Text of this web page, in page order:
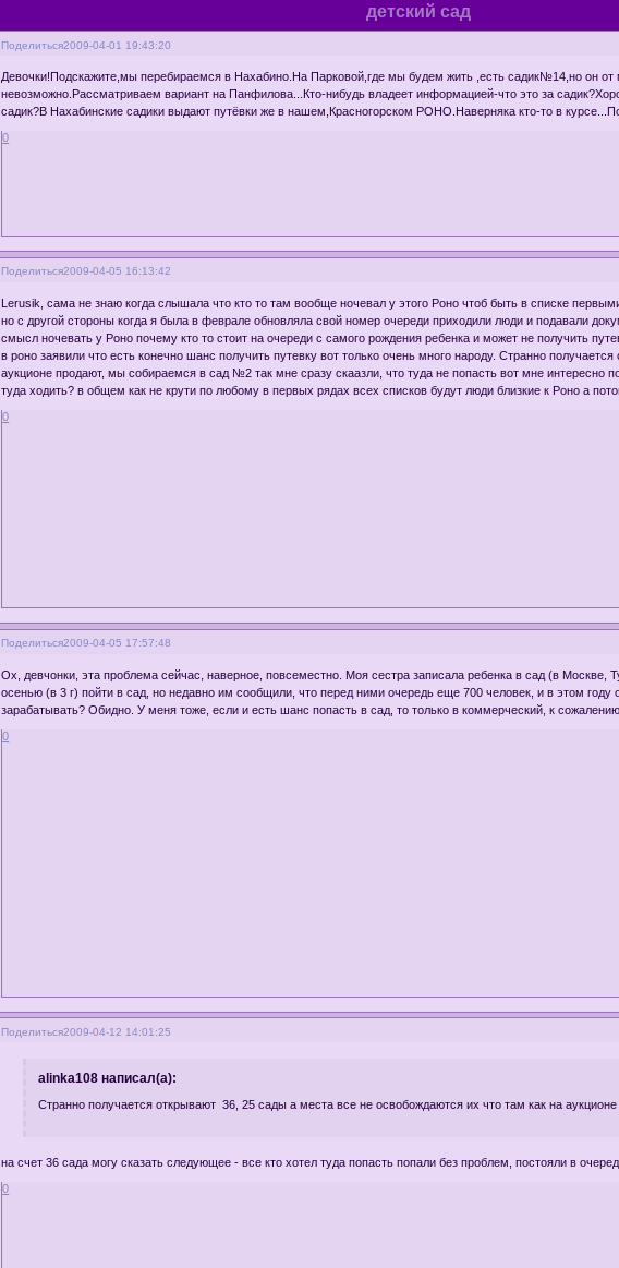
детский сад
Поделиться2009-04-01 19:43:20
Девочки!Подскажите,мы перебираемся в Нахабино.На Парковой,где мы будем жить ,есть садик№14,но он
невозможно.Рассматриваем вариант на Панфилова...Кто-нибудь владеет информацией-что это за
садик?В Нахабинские садики выдают путёвки же в нашем,Красногорском РОНО.Наверняка кто-то в
0
Поделиться2009-04-05 16:13:42
Lerusik, сама не знаю когда слышала что кто то там вообще ночевал у этого Роно чтоб быть в списке
но с другой стороны когда я была в феврале обновляла свой номер очереди приходили люди и подавали
смысл ночевать у Роно почему кто то стоит на очереди с самого рождения ребенка и может не получить
в роно заявили что есть конечно шанс получить путевку вот только очень много народу. Странно
аукционе продают, мы собираемся в сад №2 так мне сразу скаазли, что туда не попасть вот мне интересно
туда ходить? в общем как не крути по любому в первых рядах всех списков будут люди близкие к Роно а
0
Поделиться2009-04-05 17:57:48
Ох, девчонки, эта проблема сейчас, наверное, повсеместно. Моя сестра записала ребенка в сад (в
осенью (в 3 г) пойти в сад, но недавно им сообщили, что перед ними очередь еще 700 человек, и в этом
зарабатывать? Обидно. У меня тоже, если и есть шанс попасть в сад, то только в коммерческий, к сожалению.
0
Поделиться2009-04-12 14:01:25
alinka108 написал(а):
Странно получается открывают 36, 25 сады а места все не освобождаются их что там как на
на счет 36 сада могу сказать следующее - все кто хотел туда попасть попали без проблем, постояли в
0